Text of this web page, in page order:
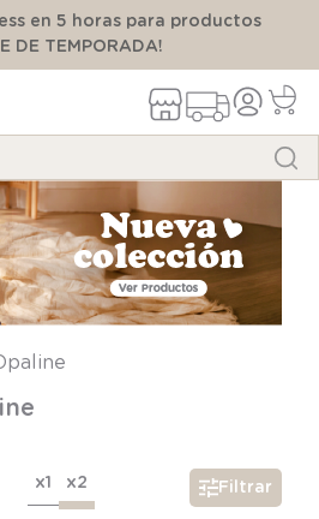
en 5 horas para productos
DE TEMPORADA!
x1 x2 Filtrar